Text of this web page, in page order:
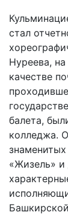
стал
Нуреева,
качестве
балета,
колледжа.
«Жизель»